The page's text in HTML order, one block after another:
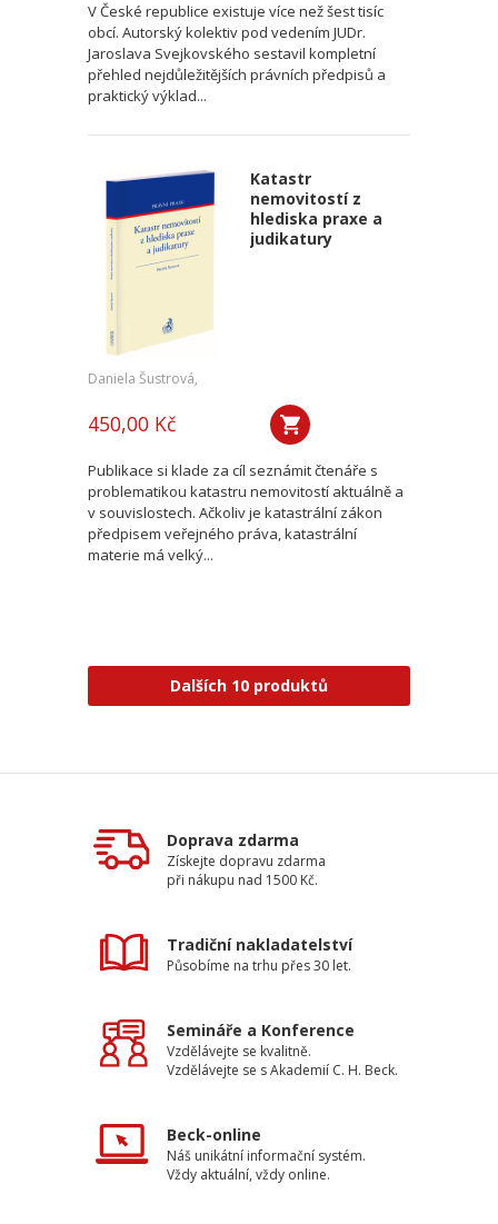
V České republice existuje více než šest tisíc
obcí. Autorský kolektiv pod vedením JUDr.
Jaroslava Svejkovského sestavil kompletní
přehled nejdůležitějších právních předpisů a
praktický výklad...
Katastr
nemovitostí z
hlediska praxe a
judikatury
Daniela Šustrová,
450,00 Kč
Publikace si klade za cíl seznámit čtenáře s
problematikou katastru nemovitostí aktuálně a
v souvislostech. Ačkoliv je katastrální zákon
předpisem veřejného práva, katastrální
materie má velký...
Dalších 10 produktů
Doprava zdarma
Získejte dopravu zdarma
při nákupu nad 1500 Kč.
Tradiční nakladatelství
Působíme na trhu přes 30 let.
Semináře a Konference
Vzdělávejte se kvalitně.
Vzdělávejte se s Akademií C. H. Beck.
Beck-online
Náš unikátní informační systém.
Vždy aktuální, vždy online.